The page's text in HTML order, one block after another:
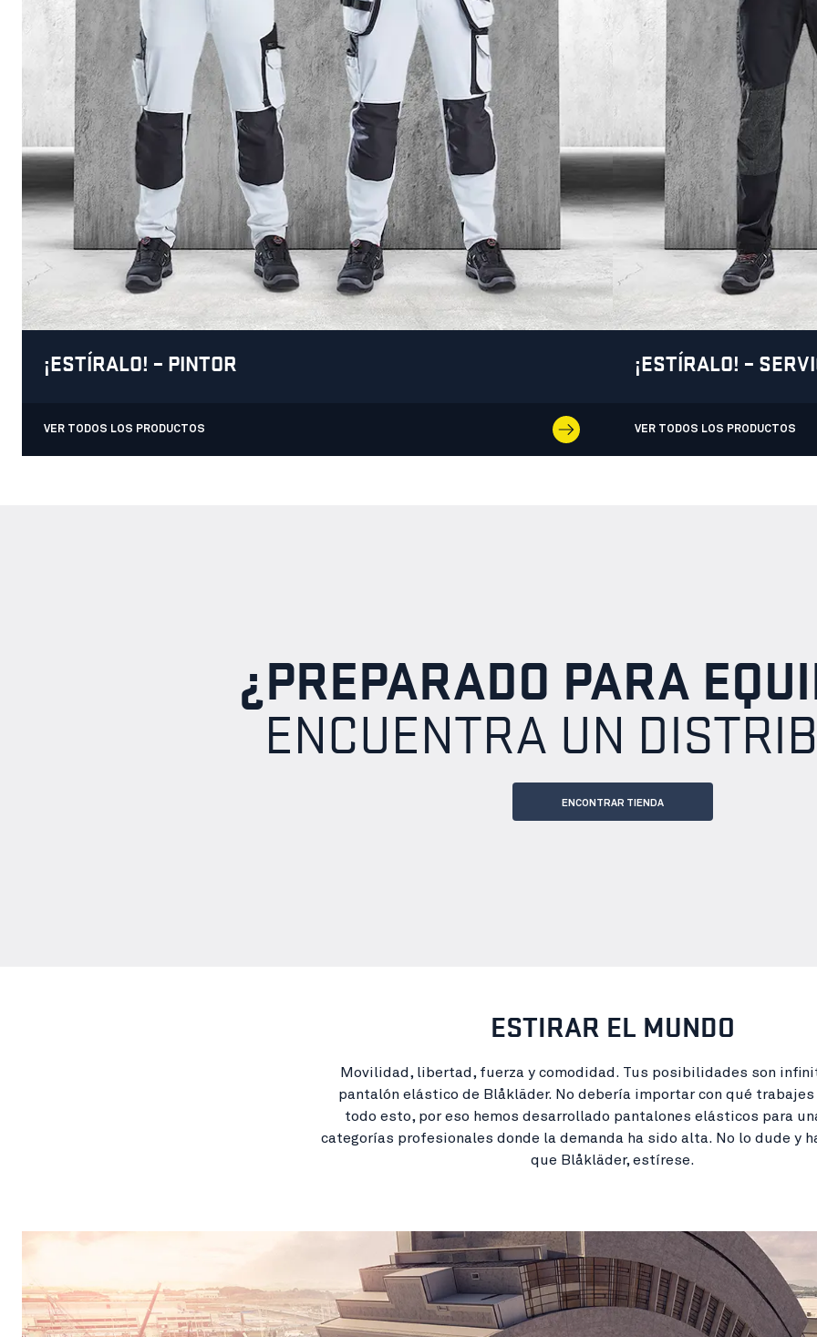
¡ESTÍRALO! – PINTOR
VER TODOS LOS PRODUCTOS
¡ESTÍRALO! –
VER TODOS LOS PRODUCTOS
¿PREPARADO PARA
ENCUENTRA UN
ENCONTRAR TIENDA
ESTIRAR EL MUNDO
Movilidad, libertad, fuerza y comodidad. Tus posibilidades son
pantalón elástico de Blåkläder. No debería importar con qué
todo esto, por eso hemos desarrollado pantalones elásticos para
categorías profesionales donde la demanda ha sido alta. No lo dude y
que Blåkläder, estírese.